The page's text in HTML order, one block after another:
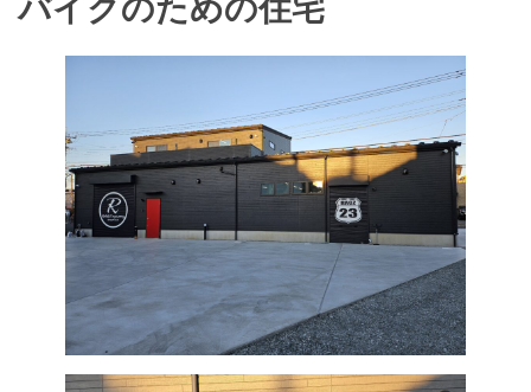
バイクのための住宅